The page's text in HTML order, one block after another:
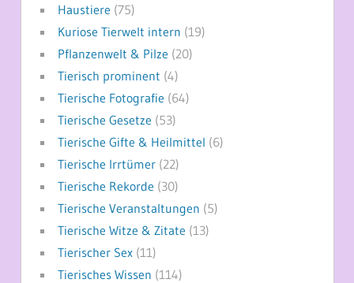
Haustiere (75)
Kuriose Tierwelt intern (19)
Pflanzenwelt & Pilze (20)
Tierisch prominent (4)
Tierische Fotografie (64)
Tierische Gesetze (53)
Tierische Gifte & Heilmittel (6)
Tierische Irrtümer(22)
Tierische Rekorde (30)
Tierische Veranstaltungen (5)
Tierische Witze & Zitate (13)
Tierischer Sex(11)
Tierisches Wissen (114)